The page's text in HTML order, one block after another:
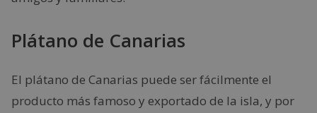
Plátano de Canarias
El plátano de Canarias puede ser fácilmente el
producto más famoso y exportado de la isla, y por